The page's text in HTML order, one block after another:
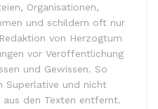
Organisationen,
und schildern oft nur
von Herzogtum
vor Veröffentlichung
und Gewissen. So
Superlative und nicht
aus den Texten entfernt.